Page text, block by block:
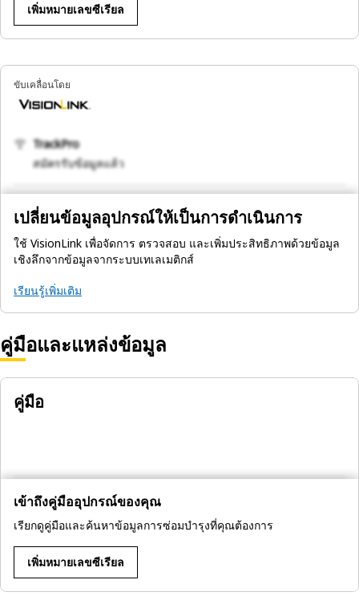
เพิ่มหมายเลขซีเรียล
ขับเคลื่อนโดย
TrackPro
สมัครรับข้อมูลแล้ว
เปลี่ยนข้อมูลอุปกรณ์ให้เป็นการดำเนินการ
ใช้ VisionLink เพื่อจัดการ ตรวจสอบ และเพิ่มประสิทธิภาพด้วยข้อมูล
เชิงลึกจากข้อมูลจากระบบเทเลเมติกส์
เรียนรู้เพิ่มเติม
คู่มือและแหล่งข้อมูล
คู่มือ
เข้าถึงคู่มืออุปกรณ์ของคุณ
เรียกดูคู่มือและค้นหาข้อมูลการซ่อมบำรุงที่คุณต้องการ
เพิ่มหมายเลขซีเรียล